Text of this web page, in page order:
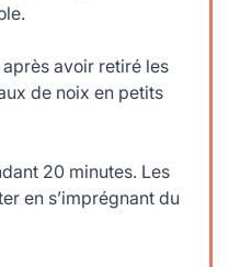
avoir retiré les
de noix en petits
20 minutes. Les
en s’imprégnant du